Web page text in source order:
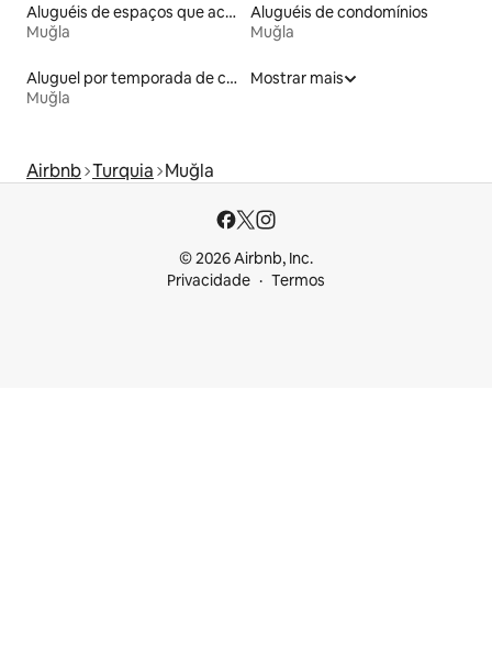
Aluguéis de espaços que aceitam animais de estimação
Muğla
Aluguéis de condomínios
Muğla
Aluguel por temporada de casas de hóspedes
Muğla
Mostrar mais
Airbnb Turquia Muğla
© 2026 Airbnb, Inc.
Privacidade
Termos